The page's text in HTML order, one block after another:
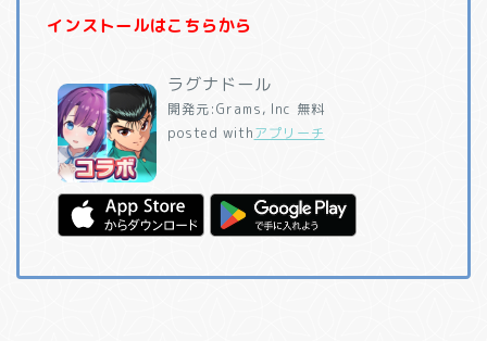
インストールはこちらから
ラグナドール
開発元:Grams, Inc 無料
posted withアプリーチ